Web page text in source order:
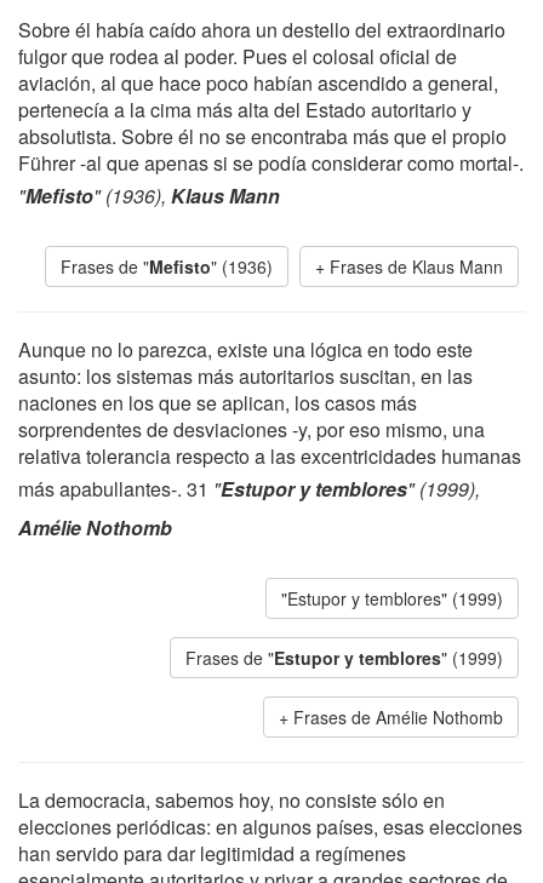
Sobre él había caído ahora un destello del extraordinario
fulgor que rodea al poder. Pues el colosal oficial de
aviación, al que hace poco habían ascendido a general,
pertenecía a la cima más alta del Estado autoritario y
absolutista. Sobre él no se encontraba más que el propio
Führer -al que apenas si se podía considerar como mortal-.
"Mefisto" (1936), Klaus Mann
Frases de "Mefisto" (1936) Frases de Klaus Mann
Aunque no lo parezca, existe una lógica en todo este
asunto: los sistemas más autoritarios suscitan, en las
naciones en los que se aplican, los casos más
sorprendentes de desviaciones -y, por eso mismo, una
relativa tolerancia respecto a las excentricidades humanas
más apabullantes-. 31 "Estupor y temblores" (1999),
Amélie Nothomb
"Estupor y temblores" (1999)
Frases de "Estupor y temblores" (1999)
Frases de Amélie Nothomb
La democracia, sabemos hoy, no consiste sólo en
elecciones periódicas: en algunos países, esas elecciones
han servido para dar legitimidad a regímenes